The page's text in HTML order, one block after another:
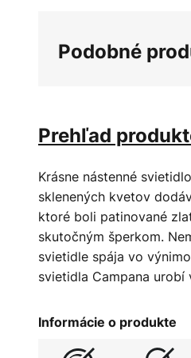
Podobné
Prehľad
Krásne nástenné
sklenených kvetov
ktoré boli patinované
skutočným šperkom.
svietidle spája vo
svietidla Campana urobí
Informácie o produkte